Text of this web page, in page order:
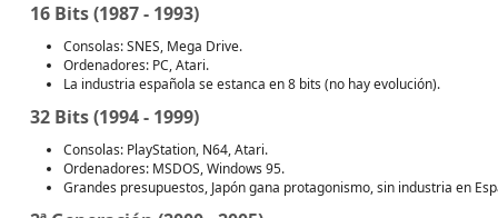
16 Bits (1987 - 1993)
Consolas: SNES, Mega Drive.
Ordenadores: PC, Atari.
La industria española se estanca en 8 bits (no hay evolución).
32 Bits (1994 - 1999)
Consolas: PlayStation, N64, Atari.
Ordenadores: MSDOS, Windows 95.
Grandes presupuestos, Japón gana protagonismo, sin industria en